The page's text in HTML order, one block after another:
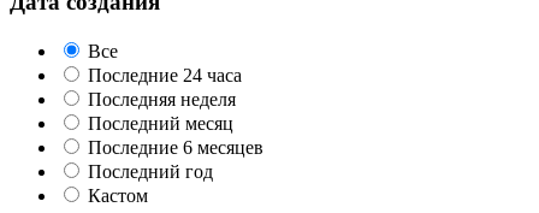
Все
Последние 24 часа
Последняя неделя
Последний месяц
Последние 6 месяцев
Последний год
Кастом